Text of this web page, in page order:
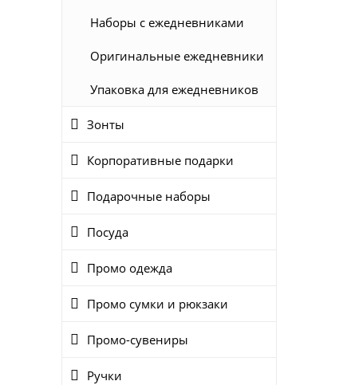
Наборы с ежедневниками
Оригинальные ежедневники
Упаковка для ежедневников
Зонты
Корпоративные подарки
Подарочные наборы
Посуда
Промо одежда
Промо сумки и рюкзаки
Промо-сувениры
Ручки